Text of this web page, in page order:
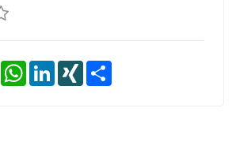
MessengerWhatsAppLinkedInXING